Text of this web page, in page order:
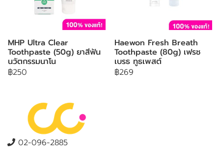
MHP Ultra Clear
Toothpaste (50g) ยาสีฟัน
นวัตกรรมนาโน
฿250
Haewon Fresh Breath
Toothpaste (80g) เฟรช
เบรธ ทูธเพสต์
฿269
02-096-2885